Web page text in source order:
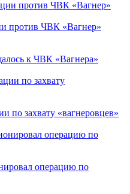
против ЧВК «Вагнер»
к ЧВК «Вагнера»
по захвату «вагнеровцев»
операцию по